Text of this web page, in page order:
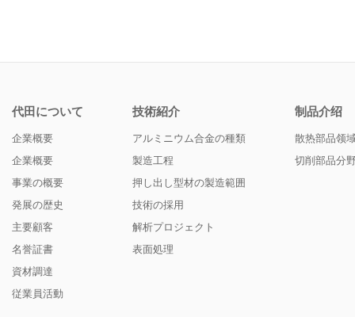
代田について
企業概要
企業概要
事業の概要
発展の歴史
主要顧客
名誉証書
資材調達
従業員活動
技術紹介
アルミニウム合金の種類
製造工程
押し出し型材の製造範囲
技術の採用
解析プロジェクト
表面処理
制品介绍
散热部品领
切削部品分